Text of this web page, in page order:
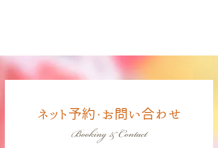
ネット予約・お問い合わせ
Booking & Contact